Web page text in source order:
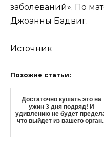
заболеваний». По
Джоанны Бадвиг.
Источник
Похожие статьи:
Достаточно кушать это на
ужин 3 дня подряд! И
удивлению не будет
что выйдет из вашего